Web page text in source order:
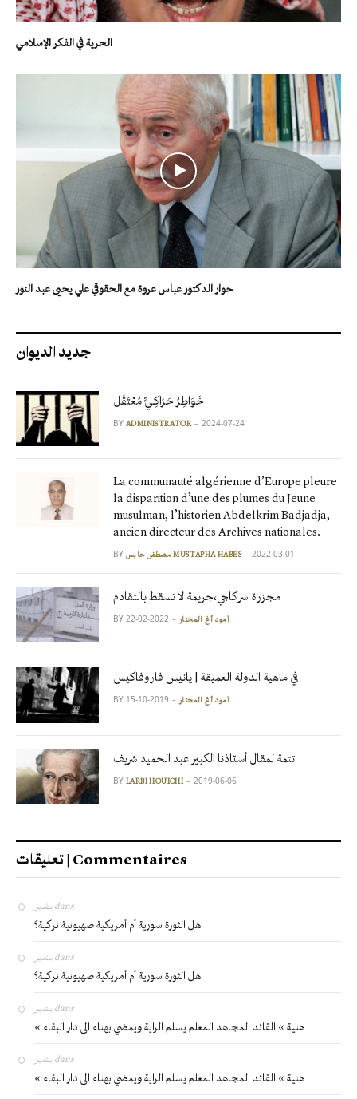
الحرية في الفكر الإسلامي
حوار الدكتور عباس عروة مع الحقوقي علي يحيى عبد النور
جديد الديوان
خَوَاطِرُ حَرَاكِـيٍّ مُعْتَقَل
BY ADMINISTRATOR 2024-07-24
La communauté algérienne d’Europe pleure
la disparition d’une des plumes du Jeune
musulman, l’historien Abdelkrim Badjadja,
ancien directeur des Archives nationales.
BY مصطفى حابس MUSTAPHA HABES 2022-03-01
مجزرة سركاجي،جريمة لا تسقط بالتقادم
BY آمود أغ المختار 2022-02-22
في ماهية الدولة العميقة | يانيس فاروفاكيس
BY آمود أغ المختار 2019-10-15
تتمة لمقال أستاذنا الكبير عبد الحميد شريف
BY LARBI HOUICHI 2019-06-06
تعليقات | Commentaires
بشير dans
هل الثورة سورية أم أمريكية صهيونية تركية؟
بشير dans
هل الثورة سورية أم أمريكية صهيونية تركية؟
بشير dans
« هنية » القائد المجاهد المعلم يسلم الراية ويمضي بهناء الى دار البقاء
بشير dans
« هنية » القائد المجاهد المعلم يسلم الراية ويمضي بهناء الى دار البقاء